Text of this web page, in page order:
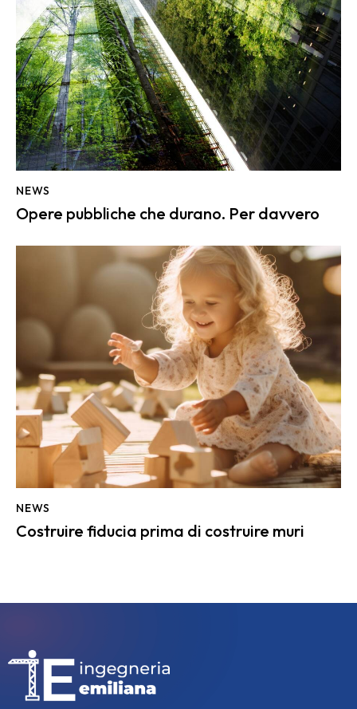
NEWS
Opere pubbliche che durano. Per davvero
NEWS
Costruire fiducia prima di costruire muri